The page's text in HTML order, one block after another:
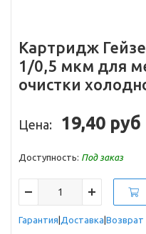
Картридж
1/0,5 мкм для
очистки
Цена: 19,40 руб
Доступность: Под заказ
Гарантия Доставка Возврат